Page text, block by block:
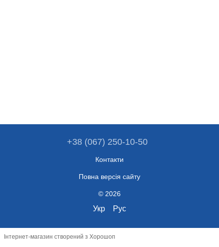
+38 (067) 250-10-50
Контакти
Повна версія сайту
© 2026
Укр Рус
Інтернет-магазин створений з Хорошоп